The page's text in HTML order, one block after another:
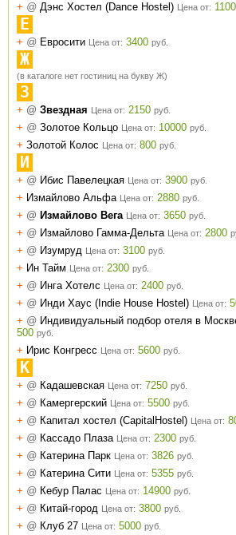
+ @ Дэнс Хостел (Dance Hostel) Цена от: 1100
Е
+ @ Евросити Цена от: 3400 руб.
Ж
(в каталоге нет гостиниц на букву Ж)
З
+ @ Звездная Цена от: 2150 руб.
+ @ Золотое Кольцо Цена от: 10000 руб.
+ Золотой Колос Цена от: 800 руб.
И
+ @ Ибис Павелецкая Цена от: 3900 руб.
+ Измайлово Альфа Цена от: 2880 руб.
+ @ Измайлово Вега Цена от: 3650 руб.
+ @ Измайлово Гамма-Дельта Цена от: 2800
+ @ Изумруд Цена от: 3100 руб.
+ Ин Тайм Цена от: 2300 руб.
+ @ Инга Хотелс Цена от: 2400 руб.
+ @ Инди Хаус (Indie House Hostel) Цена от:
+ @ Индивидуальный подбор отеля в
500 руб.
+ Ирис Конгресс Цена от: 5600 руб.
К
+ @ Кадашевская Цена от: 7250 руб.
+ @ Камергерский Цена от: 5500 руб.
+ @ Капитал хостел (CapitalHostel) Цена от:
+ @ Кассадо Плаза Цена от: 2300 руб.
+ @ Катерина Парк Цена от: 3826 руб.
+ @ Катерина Сити Цена от: 5355 руб.
+ @ Кебур Палас Цена от: 14900 руб.
+ @ Китай-город Цена от: 3800 руб.
+ @ Клуб 27 Цена от: 5000 руб.